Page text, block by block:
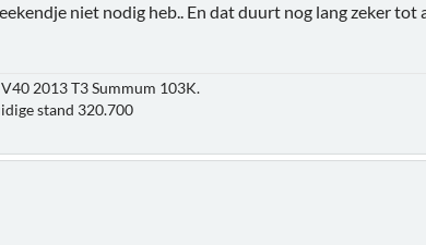
niet nodig heb.. En dat duurt nog lang zeker tot
2013 T3 Summum 103K.
stand 320.700